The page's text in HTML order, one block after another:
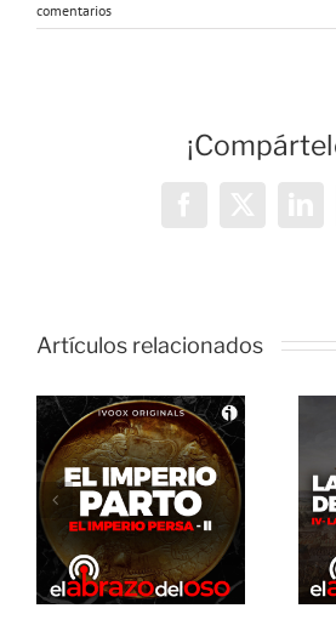
comentarios
Artículos relacionados
El Abrazo
del Oso. La
guerra de
los 30 años:
La
intervención